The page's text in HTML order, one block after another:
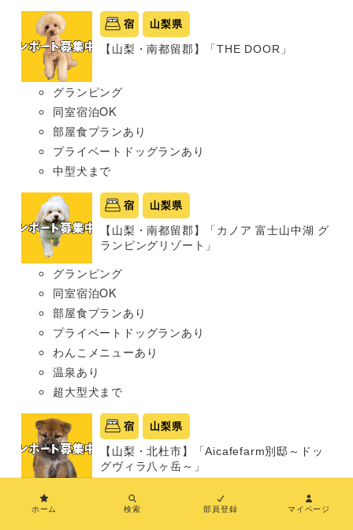
宿 山梨県
【山梨・南都留郡】「THE DOOR」
グランピング
同室宿泊OK
部屋食プランあり
プライベートドッグランあり
中型犬まで
宿 山梨県
【山梨・南都留郡】「カノア 富士山中湖 グ
ランピングリゾート」
グランピング
同室宿泊OK
部屋食プランあり
プライベートドッグランあり
わんこメニューあり
温泉あり
超大型犬まで
宿 山梨県
【山梨・北杜市】「Aicafefarm別邸～ドッ
グヴィラ八ヶ岳～」
同室宿泊OK
ホーム 検索 部員登録 マイページ